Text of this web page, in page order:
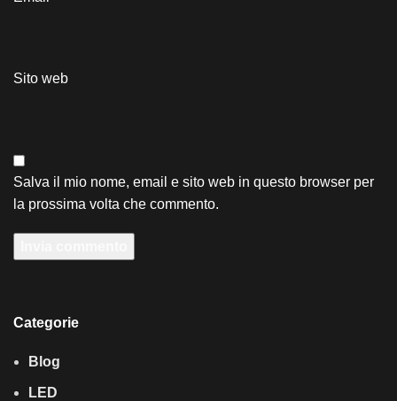
Sito web
Salva il mio nome, email e sito web in questo browser per
la prossima volta che commento.
Categorie
Blog
LED